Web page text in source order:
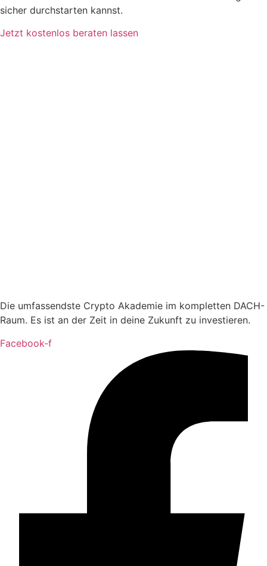
sicher durchstarten kannst.
Jetzt kostenlos beraten lassen
Die umfassendste Crypto Akademie im kompletten DACH-
Raum. Es ist an der Zeit in deine Zukunft zu investieren.
Facebook-f